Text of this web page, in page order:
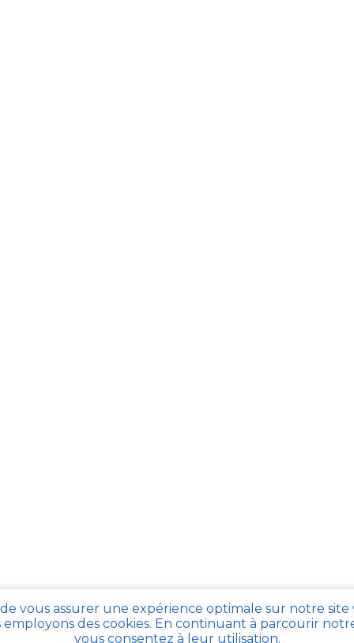
vous assurer une expérience optimale sur notre site
employons des cookies. En continuant à parcourir
vous consentez à leur utilisation.